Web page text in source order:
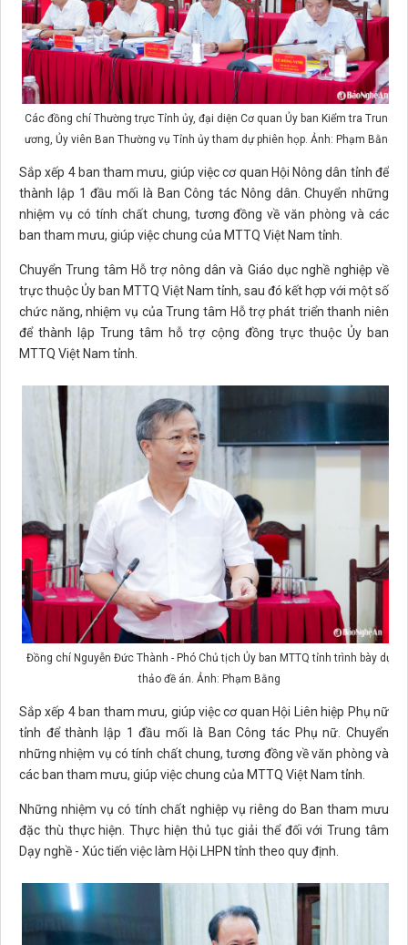
Các đồng chí Thường trực Tỉnh ủy, đại diện Cơ quan Ủy ban Kiểm tra Trung
ương, Ủy viên Ban Thường vụ Tỉnh ủy tham dự phiên họp. Ảnh: Phạm Bằng
Sắp xếp 4 ban tham mưu, giúp việc cơ quan Hội Nông dân tỉnh để
thành lập 1 đầu mối là Ban Công tác Nông dân. Chuyển những
nhiệm vụ có tính chất chung, tương đồng về văn phòng và các
ban tham mưu, giúp việc chung của MTTQ Việt Nam tỉnh.
Chuyển Trung tâm Hỗ trợ nông dân và Giáo dục nghề nghiệp về
trực thuộc Ủy ban MTTQ Việt Nam tỉnh, sau đó kết hợp với một số
chức năng, nhiệm vụ của Trung tâm Hỗ trợ phát triển thanh niên
để thành lập Trung tâm hỗ trợ cộng đồng trực thuộc Ủy ban
MTTQ Việt Nam tỉnh.
Đồng chí Nguyễn Đức Thành - Phó Chủ tịch Ủy ban MTTQ tỉnh trình bày dự
thảo đề án. Ảnh: Phạm Bằng
Sắp xếp 4 ban tham mưu, giúp việc cơ quan Hội Liên hiệp Phụ nữ
tỉnh để thành lập 1 đầu mối là Ban Công tác Phụ nữ. Chuyển
những nhiệm vụ có tính chất chung, tương đồng về văn phòng và
các ban tham mưu, giúp việc chung của MTTQ Việt Nam tỉnh.
Những nhiệm vụ có tính chất nghiệp vụ riêng do Ban tham mưu
đặc thù thực hiện. Thực hiện thủ tục giải thể đối với Trung tâm
Dạy nghề - Xúc tiến việc làm Hội LHPN tỉnh theo quy định.